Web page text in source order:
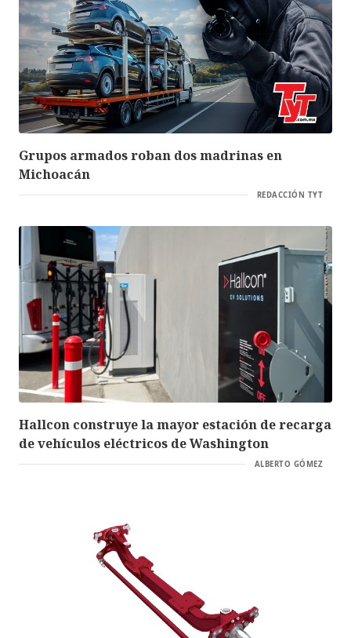
Grupos armados roban dos madrinas en
Michoacán
REDACCIÓN TYT
Hallcon construye la mayor estación de recarga
de vehículos eléctricos de Washington
ALBERTO GÓMEZ